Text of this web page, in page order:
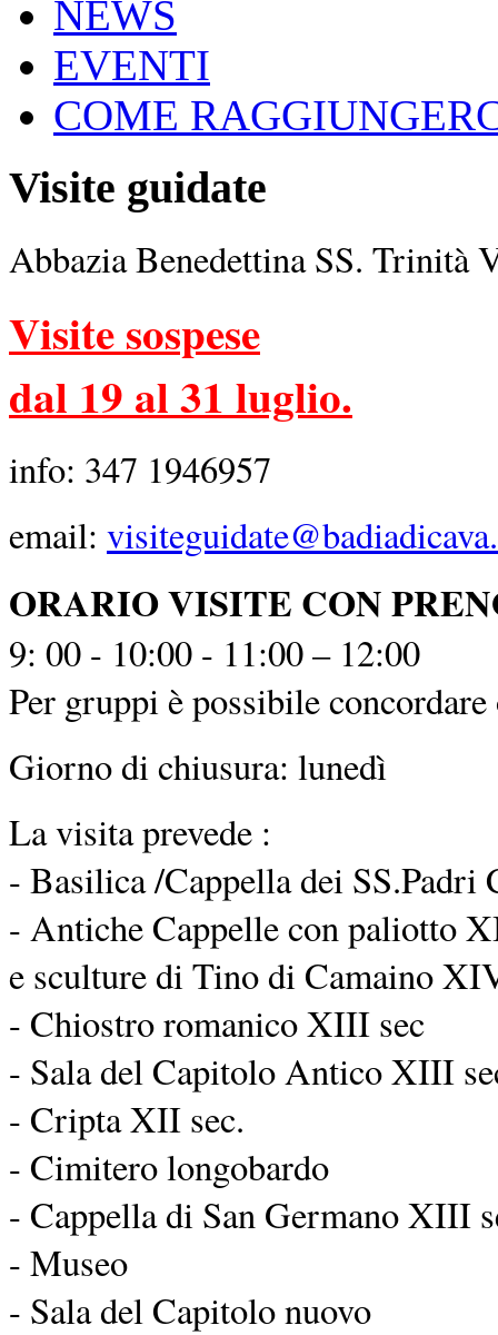
NEWS
EVENTI
COME
Visite guidate
Abbazia Benedettina SS. Trinità
Visite sospese
dal 19 al 31 luglio.
info: 347 1946957
email:
ORARIO VISITE CON
9: 00 - 10:00 - 11:00 – 12:00
Per gruppi è possibile
Giorno di chiusura: lunedì
La visita prevede :
- Basilica /Cappella dei
- Antiche Cappelle con paliotto
e sculture di Tino di Camaino
- Chiostro romanico XIII sec
- Sala del Capitolo Antico XIII
- Cripta XII sec.
- Cimitero longobardo
- Cappella di San Germano XIII
- Museo
- Sala del Capitolo nuovo